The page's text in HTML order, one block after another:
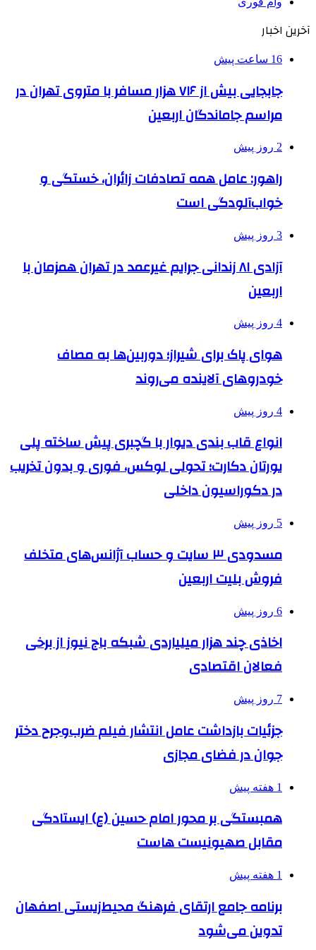
آخرین اخبار
16 ساعت پیش
جابجایی بیش از ۷۱۶ هزار مسافر با متروی تهران در
مراسم جاماندگان اربعین
2 روز پیش
راهور: عامل همه تصادفات زائران، خستگی و
خواب‌آلودگی است
3 روز پیش
آزادی ۸۱ زندانی جرایم غیرعمد در تهران همزمان با
اربعین
4 روز پیش
هوای پاک برای شیراز؛ دوربین‌ها به مصاف
خودروهای آلاینده می‌روند
4 روز پیش
انواع قاب بندی دیوار با گچبری پیش ساخته پلی
یورتان دکارت؛ تحولی لوکس، فوری و بدون تخریب
در دکوراسیون داخلی
5 روز پیش
مسدودی ۳ سایت و حساب آژانس‌های متخلف
فروش بلیت اربعین
6 روز پیش
اخاذی چند هزار میلیاردی شبکه باج نیوز از برخی
فعالان اقتصادی
7 روز پیش
جزئیات بازداشت عامل انتشار فیلم ضرب‌وجرح دختر
جوان در فضای مجازی
1 هفته پیش
همبستگی بر محور امام حسین (ع) ایستادگی
مقابل صهیونیست هاست
1 هفته پیش
برنامه جامع ارتقای فرهنگ محیط‌زیستی اصفهان
تدوین می‌شود